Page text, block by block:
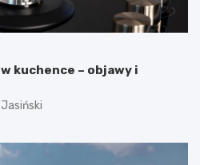
kuchence – objawy i